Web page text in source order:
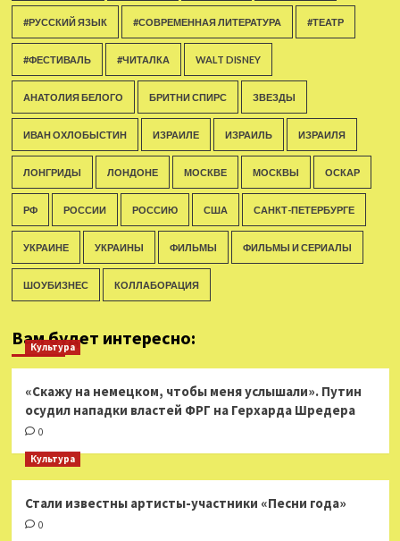
#РУССКИЙ ЯЗЫК #СОВРЕМЕННАЯ ЛИТЕРАТУРА #ТЕАТР
#ФЕСТИВАЛЬ #ЧИТАЛКА WALT DISNEY
АНАТОЛИЯ БЕЛОГО БРИТНИ СПИРС ЗВЕЗДЫ
ИВАН ОХЛОБЫСТИН ИЗРАИЛЕ ИЗРАИЛЬ ИЗРАИЛЯ
ЛОНГРИДЫ ЛОНДОНЕ МОСКВЕ МОСКВЫ ОСКАР
РФ РОССИИ РОССИЮ США САНКТ-ПЕТЕРБУРГЕ
УКРАИНЕ УКРАИНЫ ФИЛЬМЫ ФИЛЬМЫ И СЕРИАЛЫ
ШОУБИЗНЕС КОЛЛАБОРАЦИЯ
Вам будет интересно:
Культура
«Скажу на немецком, чтобы меня услышали». Путин
осудил нападки властей ФРГ на Герхарда Шредера
0
Культура
Стали известны артисты-участники «Песни года»
0